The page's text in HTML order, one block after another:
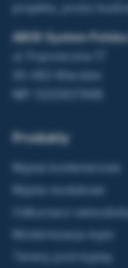
projektu, przez
ABOX System
ul. Poprzeczna 17
Produkty
Myjnie kontenerowe
Myjnie modułowe
Odkurzacz
Modernizacja myjni
Tereny pod myjnię